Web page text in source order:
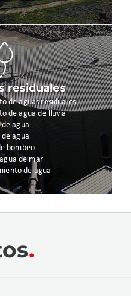
residuales
de aguas residuales
de agua de lluvia
agua
agua
bombeo
de mar
de agua